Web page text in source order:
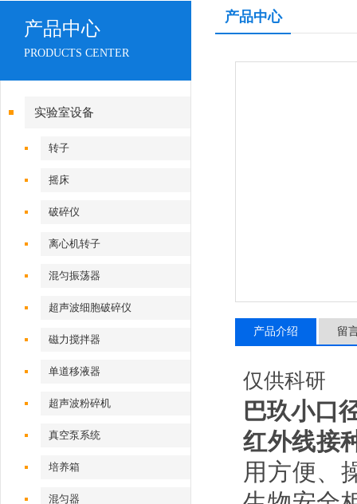
产品中心
PRODUCTS CENTER
实验室设备
转子
摇床
破碎仪
离心机转子
混匀振荡器
超声波细胞破碎仪
磁力搅拌器
单道移液器
超声波粉碎机
真空泵系统
培养箱
混匀器
产品中心
产品介绍 留
仅供科研
巴玖小口
红外线接
用方便、